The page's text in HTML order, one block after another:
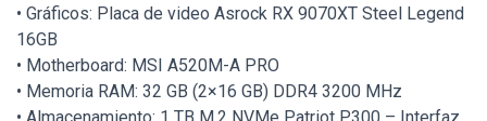
• Gráficos: Placa de video Asrock RX 9070XT Steel Legend
16GB
• Motherboard: MSI A520M-A PRO
• Memoria RAM: 32 GB (2×16 GB) DDR4 3200 MHz